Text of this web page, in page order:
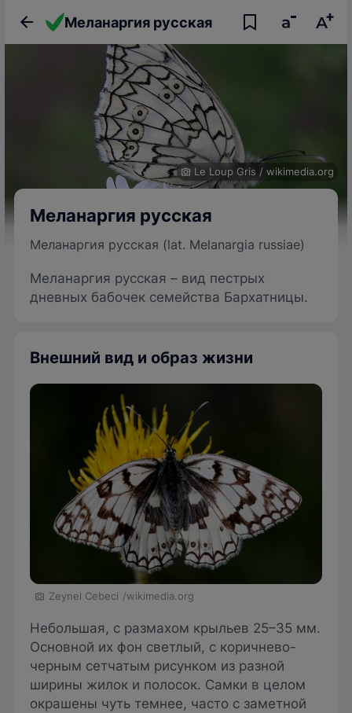
Меланаргия русская
Le Loup Gris / wikimedia.org
Меланаргия русская
Меланаргия русская (lat. Melanargia russiae)
Меланаргия русская – вид пестрых
дневных бабочек семейства Бархатницы.
Внешний вид и образ жизни
Zeynel Cebeci /wikimedia.org
Небольшая, с размахом крыльев 25–35 мм.
Основной их фон светлый, с коричнево-
черным сетчатым рисунком из разной
ширины жилок и полосок. Самки в целом
окрашены чуть темнее, часто с заметной